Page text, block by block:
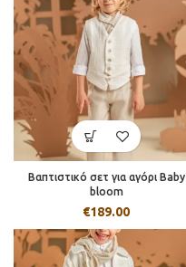
Βαπτιστικό σετ για αγόρι Baby
bloom
€189.00